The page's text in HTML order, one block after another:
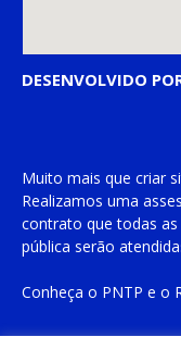
DESENVOLVIDO
Muito mais que criar
Realizamos uma
contrato que todas as
pública serão
Conheça o PNTP e o